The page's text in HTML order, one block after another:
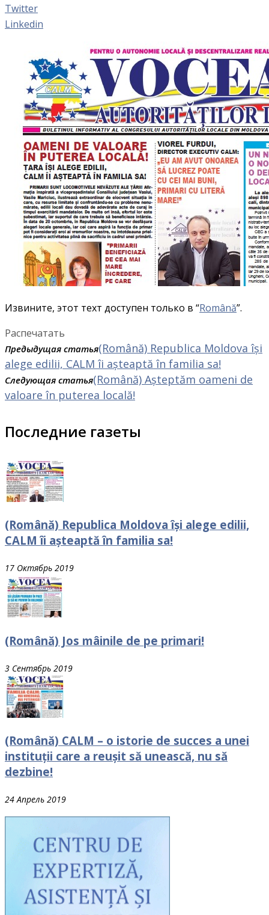
Twitter
Linkedin
Извините, этот техт доступен только в “Română”.
Распечатать
Предыдущая статья(Română) Republica Moldova își
alege edilii, CALM îi așteaptă în familia sa!
Следующая статья(Română) Așteptăm oameni de
valoare în puterea locală!
Последние газеты
(Română) Republica Moldova își alege edilii,
CALM îi așteaptă în familia sa!
17 Октябрь 2019
(Română) Jos mâinile de pe primari!
3 Сентябрь 2019
(Română) CALM – o istorie de succes a unei
instituții care a reușit să unească, nu să
dezbine!
24 Апрель 2019